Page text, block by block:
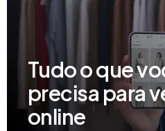
Tudo o que
precisa para
online